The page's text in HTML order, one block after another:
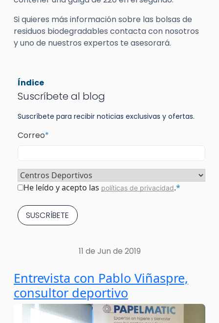
Si quieres más información sobre las bolsas de
residuos biodegradables contacta con nosotros
y uno de nuestros expertos te asesorará.
Índice
Suscríbete al blog
Suscríbete para recibir noticias exclusivas y ofertas.
Correo*
Sector*
Consentimiento*
He leído y acepto las políticas de privacidad.*
11 de Jun de 2019
Entrevista con Pablo Viñaspre,
consultor deportivo